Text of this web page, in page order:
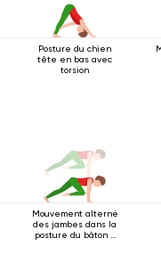
Posture du chien
tête en bas avec
torsion
Mouvement alterné
des jambes dans la
posture du bâton à